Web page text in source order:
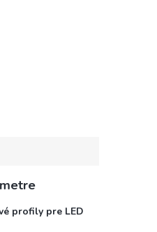
profily pre LED